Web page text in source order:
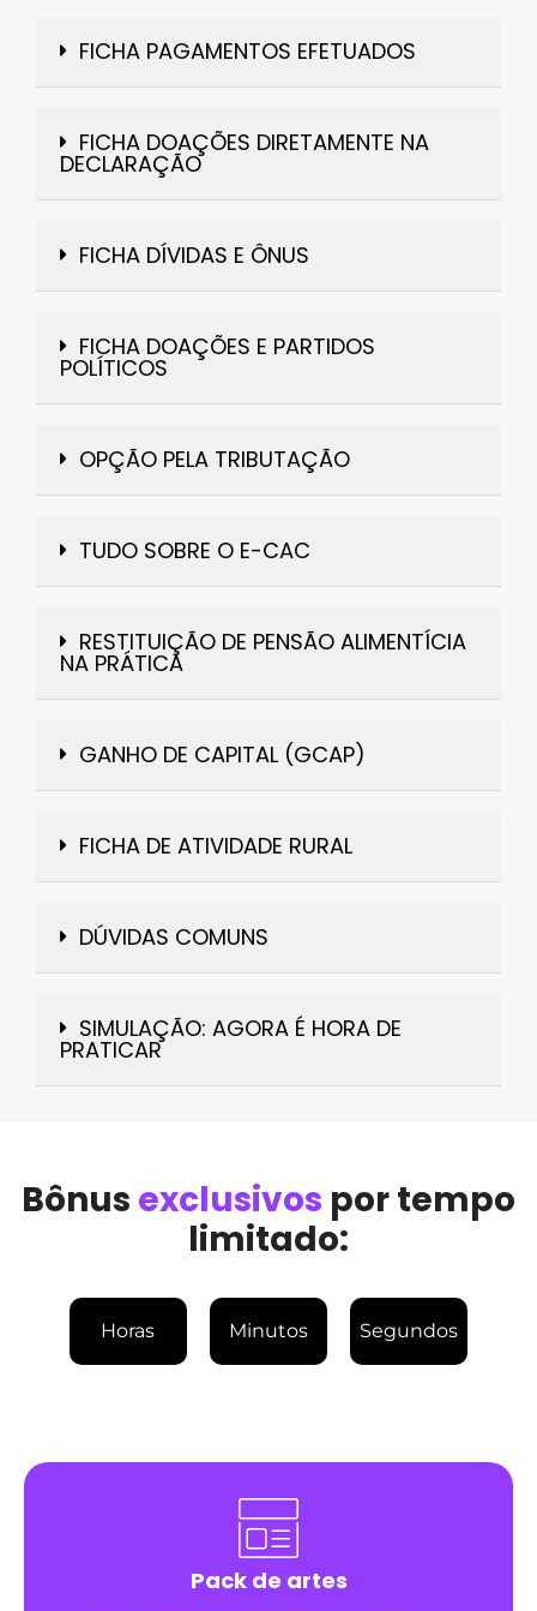
FICHA PAGAMENTOS EFETUADOS
FICHA DOAÇÕES DIRETAMENTE NA
DECLARAÇÃO
FICHA DÍVIDAS E ÔNUS
FICHA DOAÇÕES E PARTIDOS
POLÍTICOS
OPÇÃO PELA TRIBUTAÇÃO
TUDO SOBRE O E-CAC
RESTITUIÇÃO DE PENSÃO ALIMENTÍCIA
NA PRÁTICA
GANHO DE CAPITAL (GCAP)
FICHA DE ATIVIDADE RURAL
DÚVIDAS COMUNS
SIMULAÇÃO: AGORA É HORA DE
PRATICAR
Bônus exclusivos por tempo
limitado:
Horas Minutos Segundos
Pack de artes